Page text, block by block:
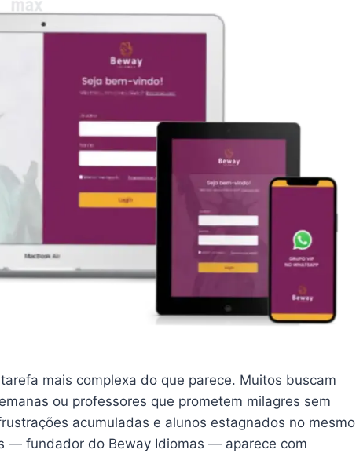
mais complexa do que parece. Muitos buscam
ou professores que prometem milagres sem
acumuladas e alunos estagnados no mesmo
— fundador do Beway Idiomas — aparece com